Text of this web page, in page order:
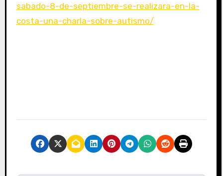
sabado-8-de-septiembre-se-realizara-en-la-
costa-una-charla-sobre-autismo/